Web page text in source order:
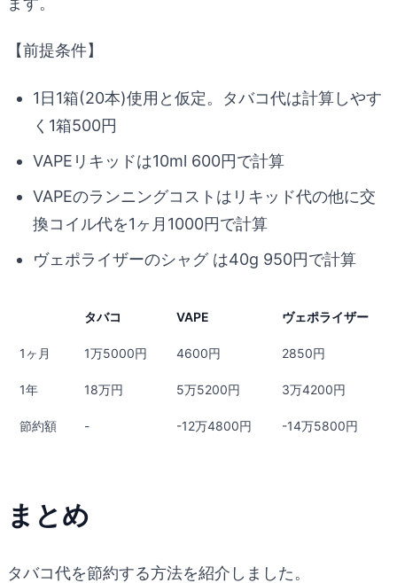
【前提条件】
1日1箱(20本)使用と仮定。タバコ代は計算しやす
く1箱500円
VAPEリキッドは10ml 600円で計算
VAPEのランニングコストはリキッド代の他に交
換コイル代を1ヶ月1000円で計算
ヴェポライザーのシャグ は40g 950円で計算
タバコ VAPE ヴェポライザー
1ヶ月 1万5000円 4600円 2850円
1年 18万円 5万5200円 3万4200円
節約額 - -12万4800円 -14万5800円
まとめ
タバコ代を節約する方法を紹介しました。